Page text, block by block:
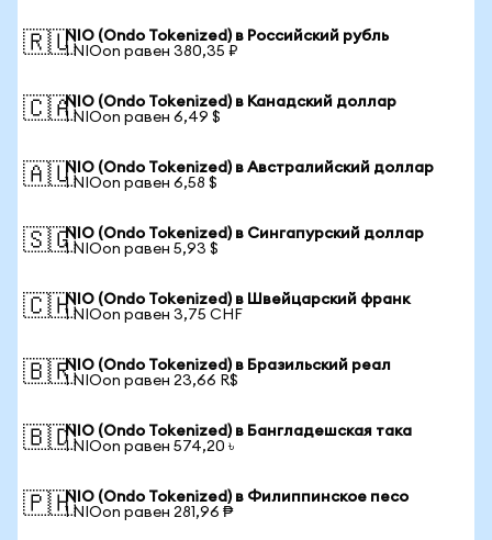
🇷🇺NIO (Ondo Tokenized) в Российский рубль
1 NIOon равен 380,35 ₽
🇨🇦NIO (Ondo Tokenized) в Канадский доллар
1 NIOon равен 6,49 $
🇦🇺NIO (Ondo Tokenized) в Австралийский доллар
1 NIOon равен 6,58 $
🇸🇬NIO (Ondo Tokenized) в Сингапурский доллар
1 NIOon равен 5,93 $
🇨🇭NIO (Ondo Tokenized) в Швейцарский франк
1 NIOon равен 3,75 CHF
🇧🇷NIO (Ondo Tokenized) в Бразильский реал
1 NIOon равен 23,66 R$
🇧🇩NIO (Ondo Tokenized) в Бангладешская така
1 NIOon равен 574,20 ৳
🇵🇭NIO (Ondo Tokenized) в Филиппинское песо
1 NIOon равен 281,96 ₱